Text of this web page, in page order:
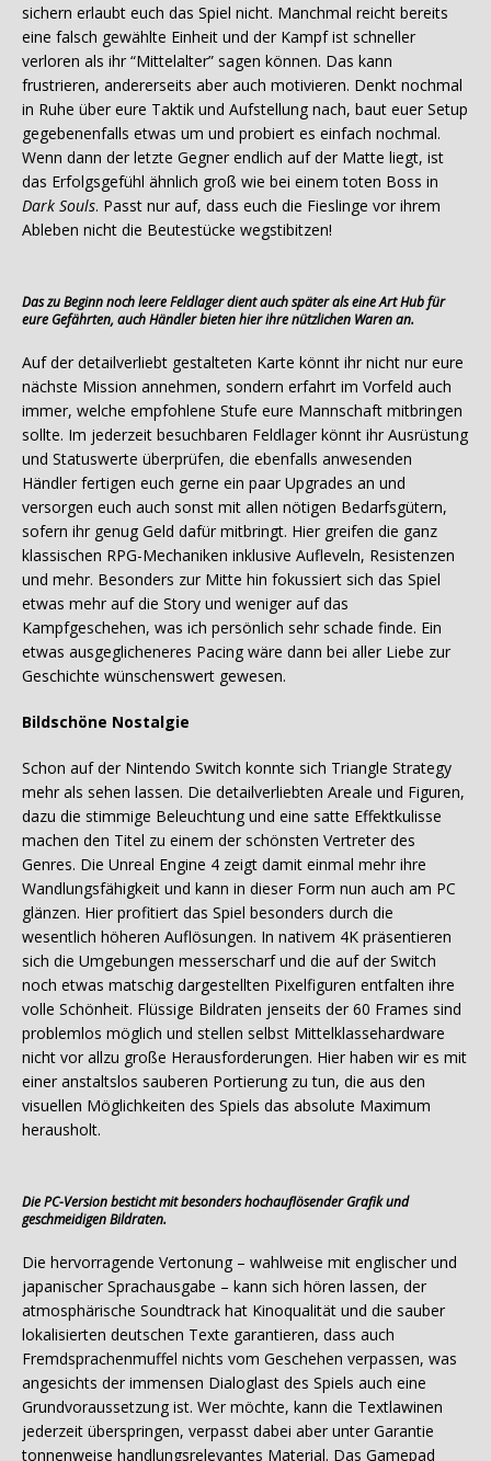
sichern erlaubt euch das Spiel nicht. Manchmal reicht bereits
eine falsch gewählte Einheit und der Kampf ist schneller
verloren als ihr “Mittelalter” sagen können. Das kann
frustrieren, andererseits aber auch motivieren. Denkt nochmal
in Ruhe über eure Taktik und Aufstellung nach, baut euer Setup
gegebenenfalls etwas um und probiert es einfach nochmal.
Wenn dann der letzte Gegner endlich auf der Matte liegt, ist
das Erfolgsgefühl ähnlich groß wie bei einem toten Boss in
Dark Souls. Passt nur auf, dass euch die Fieslinge vor ihrem
Ableben nicht die Beutestücke wegstibitzen!
Das zu Beginn noch leere Feldlager dient auch später als eine Art Hub für
eure Gefährten, auch Händler bieten hier ihre nützlichen Waren an.
Auf der detailverliebt gestalteten Karte könnt ihr nicht nur eure
nächste Mission annehmen, sondern erfahrt im Vorfeld auch
immer, welche empfohlene Stufe eure Mannschaft mitbringen
sollte. Im jederzeit besuchbaren Feldlager könnt ihr Ausrüstung
und Statuswerte überprüfen, die ebenfalls anwesenden
Händler fertigen euch gerne ein paar Upgrades an und
versorgen euch auch sonst mit allen nötigen Bedarfsgütern,
sofern ihr genug Geld dafür mitbringt. Hier greifen die ganz
klassischen RPG-Mechaniken inklusive Aufleveln, Resistenzen
und mehr. Besonders zur Mitte hin fokussiert sich das Spiel
etwas mehr auf die Story und weniger auf das
Kampfgeschehen, was ich persönlich sehr schade finde. Ein
etwas ausgeglicheneres Pacing wäre dann bei aller Liebe zur
Geschichte wünschenswert gewesen.
Bildschöne Nostalgie
Schon auf der Nintendo Switch konnte sich Triangle Strategy
mehr als sehen lassen. Die detailverliebten Areale und Figuren,
dazu die stimmige Beleuchtung und eine satte Effektkulisse
machen den Titel zu einem der schönsten Vertreter des
Genres. Die Unreal Engine 4 zeigt damit einmal mehr ihre
Wandlungsfähigkeit und kann in dieser Form nun auch am PC
glänzen. Hier profitiert das Spiel besonders durch die
wesentlich höheren Auflösungen. In nativem 4K präsentieren
sich die Umgebungen messerscharf und die auf der Switch
noch etwas matschig dargestellten Pixelfiguren entfalten ihre
volle Schönheit. Flüssige Bildraten jenseits der 60 Frames sind
problemlos möglich und stellen selbst Mittelklassehardware
nicht vor allzu große Herausforderungen. Hier haben wir es mit
einer anstaltslos sauberen Portierung zu tun, die aus den
visuellen Möglichkeiten des Spiels das absolute Maximum
herausholt.
Die PC-Version besticht mit besonders hochauflösender Grafik und
geschmeidigen Bildraten.
Die hervorragende Vertonung – wahlweise mit englischer und
japanischer Sprachausgabe – kann sich hören lassen, der
atmosphärische Soundtrack hat Kinoqualität und die sauber
lokalisierten deutschen Texte garantieren, dass auch
Fremdsprachenmuffel nichts vom Geschehen verpassen, was
angesichts der immensen Dialoglast des Spiels auch eine
Grundvoraussetzung ist. Wer möchte, kann die Textlawinen
jederzeit überspringen, verpasst dabei aber unter Garantie
tonnenweise handlungsrelevantes Material. Das Gamepad